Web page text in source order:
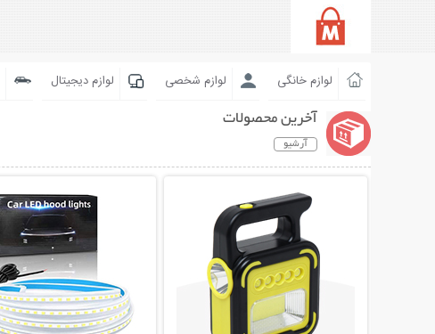
لوازم خانگی لوازم شخصی لوازم دیجیتال
آخرین محصولات
آرشیو